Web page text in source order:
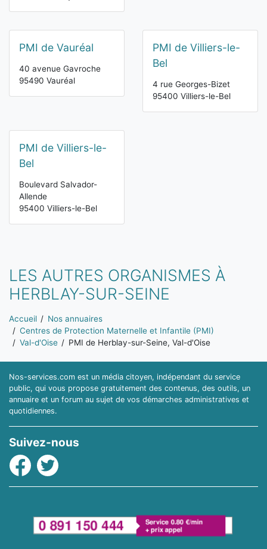
PMI de Vauréal
40 avenue Gavroche
95490 Vauréal
PMI de Villiers-le-
Bel
4 rue Georges-Bizet
95400 Villiers-le-Bel
PMI de Villiers-le-
Bel
Boulevard Salvador-
Allende
95400 Villiers-le-Bel
LES AUTRES ORGANISMES À
HERBLAY-SUR-SEINE
Vous êtes ici:
Accueil
Nos annuaires
Centres de Protection Maternelle et Infantile (PMI)
Val-d'Oise
PMI de Herblay-sur-Seine, Val-d'Oise
Nos-services.com est un média citoyen, indépendant du service
public, qui vous propose gratuitement des contenus, des outils, un
annuaire et un forum au sujet de vos démarches administratives et
quotidiennes.
Suivez-nous
Facebook
Twitter